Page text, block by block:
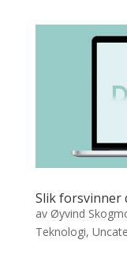
Slik
av Øyvind
Teknologi,